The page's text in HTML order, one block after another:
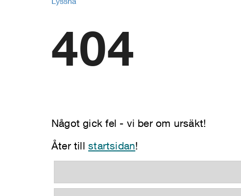
404
Något gick fel - vi ber om ursäkt!
Åter tillstartsidan!